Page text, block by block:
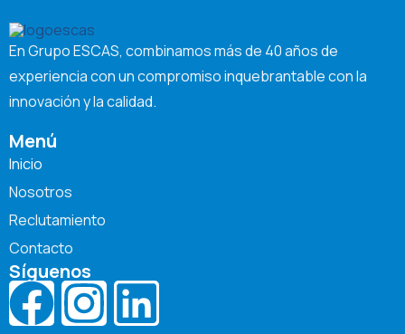
En Grupo ESCAS, combinamos más de 40 años de
experiencia con un compromiso inquebrantable con la
innovación y la calidad.
Menú
Inicio
Nosotros
Reclutamiento
Contacto
Síguenos